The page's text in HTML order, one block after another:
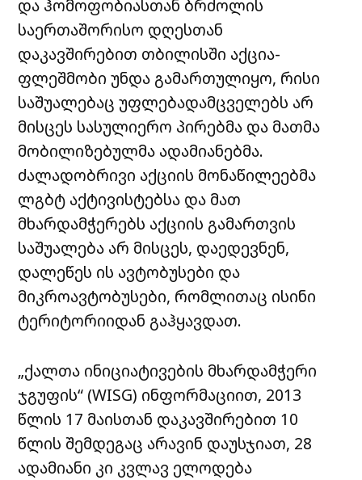
და ჰომოფობიასთან ბრძოლის
საერთაშორისო დღესთან
დაკავშირებით თბილისში აქცია-
ფლეშმობი უნდა გამართულიყო, რისი
საშუალებაც უფლებადამცველებს არ
მისცეს სასულიერო პირებმა და მათმა
მობილიზებულმა ადამიანებმა.
ძალადობრივი აქციის მონაწილეებმა
ლგბტ აქტივისტებსა და მათ
მხარდამჭერებს აქციის გამართვის
საშუალება არ მისცეს, დაედევნენ,
დალეწეს ის ავტობუსები და
მიკროავტობუსები, რომლითაც ისინი
ტერიტორიიდან გაჰყავდათ.
„ქალთა ინიციატივების მხარდამჭერი
ჯგუფის“ (WISG) ინფორმაციით, 2013
წლის 17 მაისთან დაკავშირებით 10
წლის შემდეგაც არავინ დაუსჯიათ, 28
ადამიანი კი კვლავ ელოდება